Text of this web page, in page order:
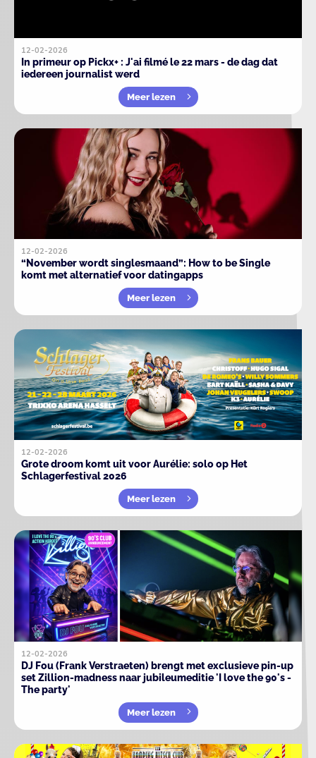
12-02-2026
In primeur op Pickx+ : J'ai filmé le 22 mars - de dag dat
iedereen journalist werd
Meer lezen
12-02-2026
“November wordt singlesmaand”: How to be Single
komt met alternatief voor datingapps
Meer lezen
12-02-2026
Grote droom komt uit voor Aurélie: solo op Het
Schlagerfestival 2026
Meer lezen
12-02-2026
DJ Fou (Frank Verstraeten) brengt met exclusieve pin-up
set Zillion-madness naar jubileumeditie 'I love the 90's -
The party'
Meer lezen